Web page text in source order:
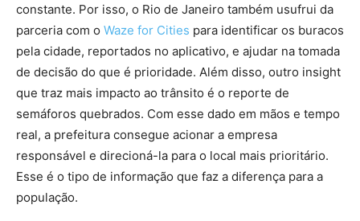
constante. Por isso, o Rio de Janeiro também usufrui da
parceria com o Waze for Cities para identificar os buracos
pela cidade, reportados no aplicativo, e ajudar na tomada
de decisão do que é prioridade. Além disso, outro insight
que traz mais impacto ao trânsito é o reporte de
semáforos quebrados. Com esse dado em mãos e tempo
real, a prefeitura consegue acionar a empresa
responsável e direcioná-la para o local mais prioritário.
Esse é o tipo de informação que faz a diferença para a
população.